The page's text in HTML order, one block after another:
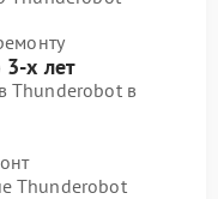
3-х лет
Thunderobot в
Thunderobot